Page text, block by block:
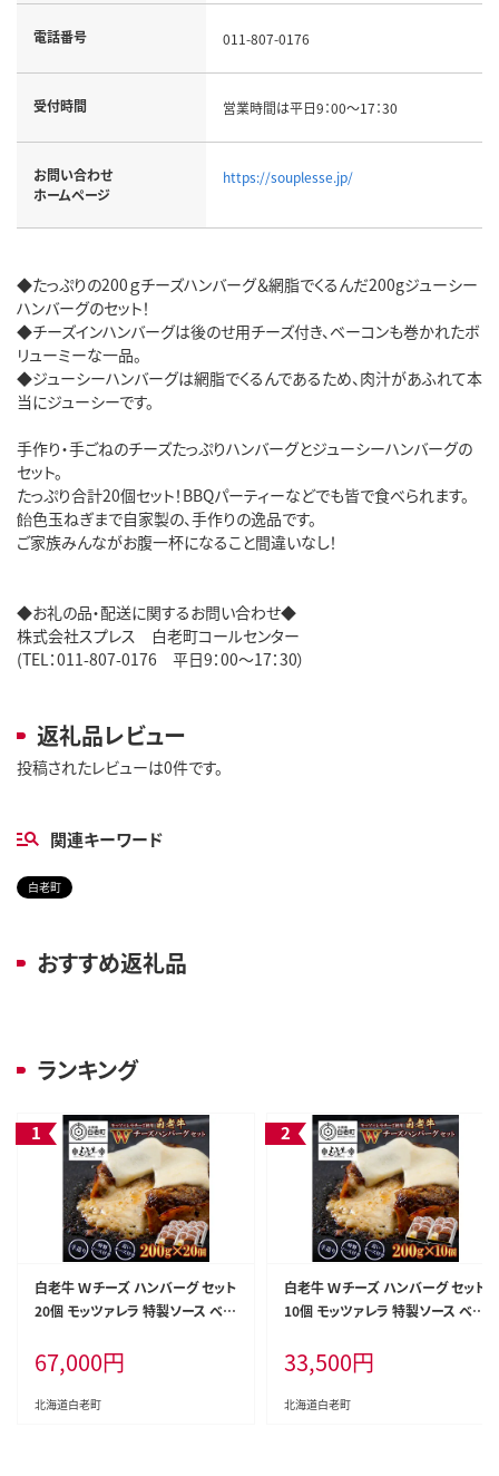
電話番号 011-807-0176
受付時間 営業時間は平日9：00～17：30
お問い合わせ
ホームページ
https://souplesse.jp/
◆たっぷりの200ｇチーズハンバーグ＆網脂でくるんだ200gジューシー
ハンバーグのセット！
◆チーズインハンバーグは後のせ用チーズ付き、ベーコンも巻かれたボ
リューミーな一品。
◆ジューシーハンバーグは網脂でくるんであるため、肉汁があふれて本
当にジューシーです。
手作り・手ごねのチーズたっぷりハンバーグとジューシーハンバーグの
セット。
たっぷり合計20個セット！BBQパーティーなどでも皆で食べられます。
飴色玉ねぎまで自家製の、手作りの逸品です。
ご家族みんながお腹一杯になること間違いなし！
◆お礼の品・配送に関するお問い合わせ◆
株式会社スプレス 白老町コールセンター
(TEL：011-807-0176 平日9：00～17：30）
返礼品レビュー
投稿されたレビューは0件です。
関連キーワード
白老町
おすすめ返礼品
ランキング
白老牛 Ｗチーズ ハンバーグ セット
20個 モッツァレラ 特製ソース ベー
67,000円
北海道白老町
白老牛 Ｗチーズ ハンバーグ セット
10個 モッツァレラ 特製ソース ベー
33,500円
北海道白老町